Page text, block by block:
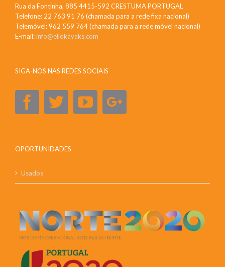
Rua da Fontinha, 885 4415-592 CRESTUMA PORTUGAL
Telefone: 22 763 91 76 (chamada para a rede fixa nacional)
Telemóvel: 962 559 764 (chamada para a rede móvel nacional)
E-mail:info@eliokayaks.com
SIGA-NOS NAS REDES SOCIAIS
OPORTUNIDADES
Usados